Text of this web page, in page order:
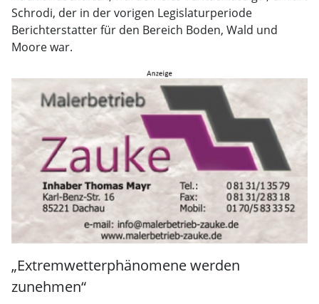
Schrodi, der in der vorigen Legislaturperiode
Berichterstatter für den Bereich Boden, Wald und
Moore war.
„Extremwetterphänomene werden
zunehmen“